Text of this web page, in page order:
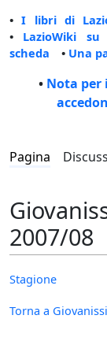
•I libri di
• LazioWiki su
scheda • Una
• Nota per
Pagina
2007/08
Stagione
Torna a